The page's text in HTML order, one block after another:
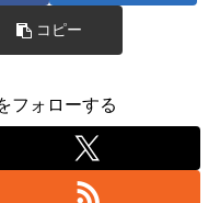
コピー
フォローする